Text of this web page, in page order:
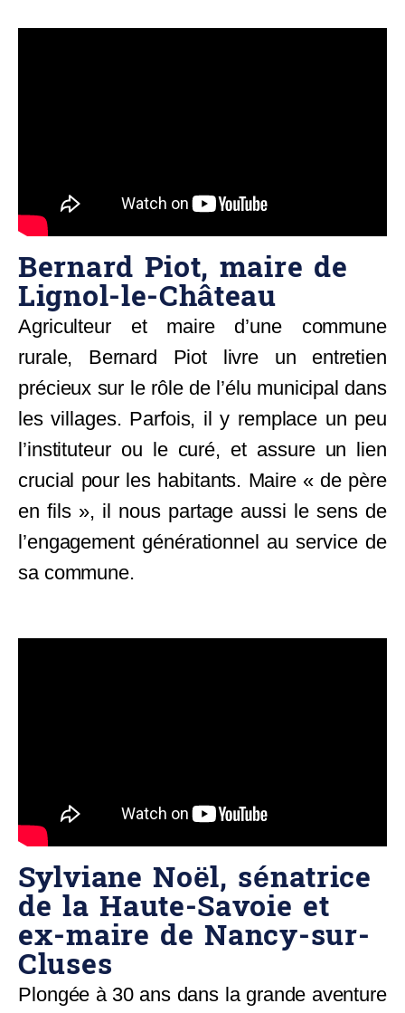
Bernard Piot, maire de
Lignol-le-Château
Agriculteur et maire d’une commune
rurale, Bernard Piot livre un entretien
précieux sur le rôle de l’élu municipal dans
les villages. Parfois, il y remplace un peu
l’instituteur ou le curé, et assure un lien
crucial pour les habitants. Maire « de père
en fils », il nous partage aussi le sens de
l’engagement générationnel au service de
sa commune.
Sylviane Noël, sénatrice
de la Haute-Savoie et
ex-maire de Nancy-sur-
Cluses
Plongée à 30 ans dans la grande aventure